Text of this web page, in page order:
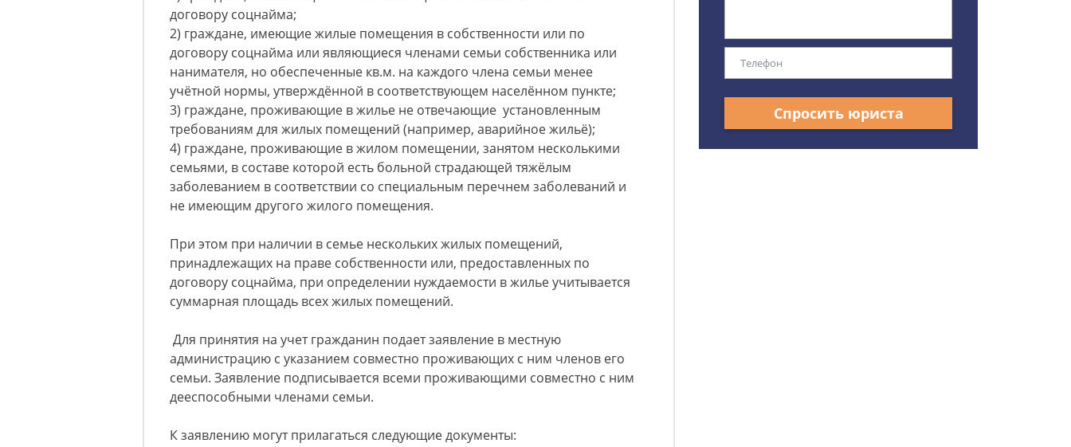
договору соцнайма;
2) граждане, имеющие жилые помещения в собственности или по
договору соцнайма или являющиеся членами семьи собственника или
нанимателя, но обеспеченные кв.м. на каждого члена семьи менее
учётной нормы, утверждённой в соответствующем населённом пункте;
3) граждане, проживающие в жилье не отвечающие установленным
требованиям для жилых помещений (например, аварийное жильё);
4) граждане, проживающие в жилом помещении, занятом несколькими
семьями, в составе которой есть больной страдающей тяжёлым
заболеванием в соответствии со специальным перечнем заболеваний и
не имеющим другого жилого помещения.
При этом при наличии в семье нескольких жилых помещений,
принадлежащих на праве собственности или, предоставленных по
договору соцнайма, при определении нуждаемости в жилье учитывается
суммарная площадь всех жилых помещений.
Для принятия на учет гражданин подает заявление в местную
администрацию с указанием совместно проживающих с ним членов его
семьи. Заявление подписывается всеми проживающими совместно с ним
дееспособными членами семьи.
К заявлению могут прилагаться следующие документы:
Спросить юриста